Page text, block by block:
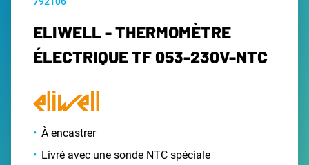
ELIWELL - THERMOMÈTRE
ÉLECTRIQUE TF 053-230V-NTC
À encastrer
Livré avec une sonde NTC spéciale